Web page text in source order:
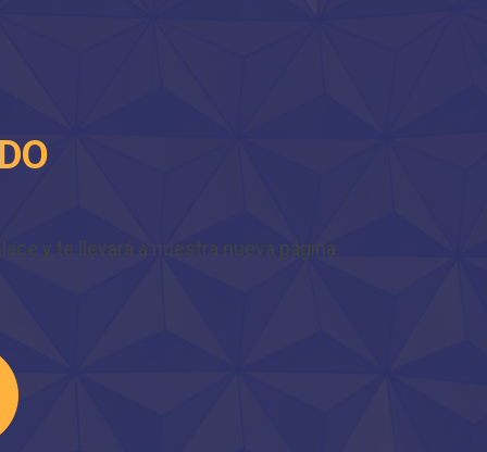
y te llevará a nuestra nueva página.